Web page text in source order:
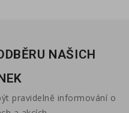
NAŠICH
pravidelně informování o